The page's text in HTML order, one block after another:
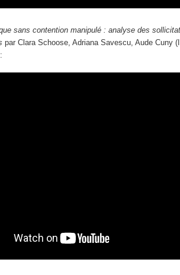
sans contention manipulé : analyse des
par Clara Schoose, Adriana Savescu, Aude Cuny